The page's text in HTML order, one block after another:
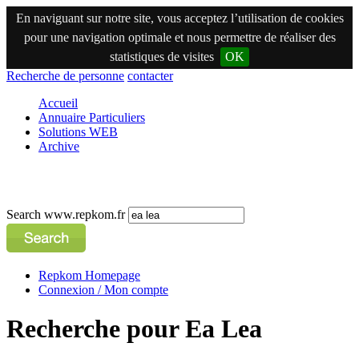
En naviguant sur notre site, vous acceptez l’utilisation de cookies
pour une navigation optimale et nous permettre de réaliser des
statistiques de visites
OK
Recherche de personne contacter
Accueil
Annuaire Particuliers
Solutions WEB
Archive
Search www.repkom.fr
Repkom Homepage
Connexion / Mon compte
Recherche pour Ea Lea